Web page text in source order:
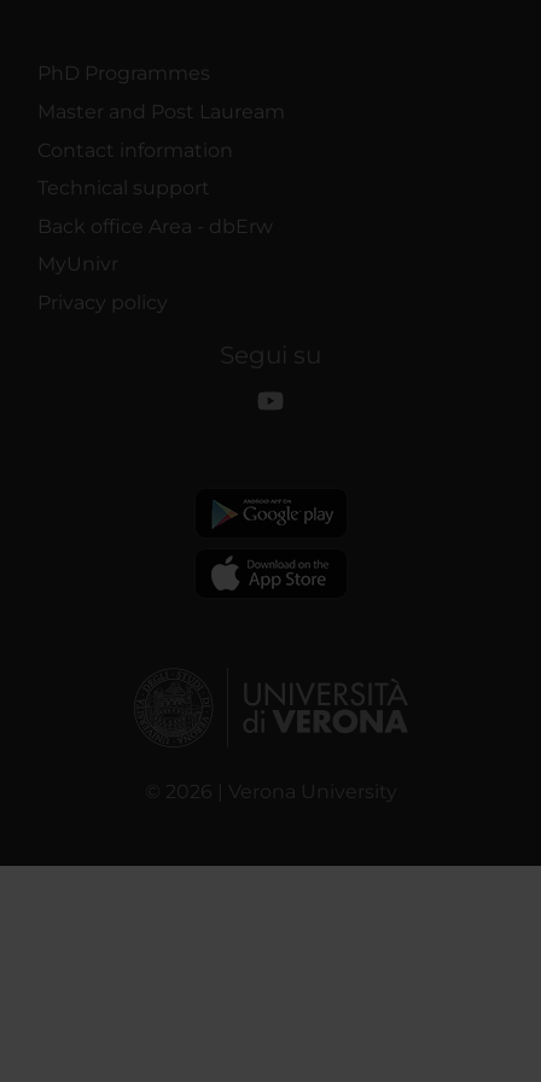
PhD Programmes
Master and Post Lauream
Contact information
Technical support
Back office Area - dbErw
MyUnivr
Privacy policy
Segui su
© 2026 | Verona University